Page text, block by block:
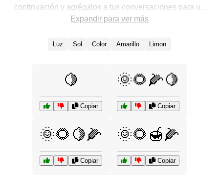
continuación y agrégalos a tus conversaciones para un
toque personalizado. Hemos seleccionado una variedad
populares. ¿Buscas más? Explora otras categorías para
Expandir para ver más
Luz Sol Color Amarillo Limon
🍋
Copiar
🌞🌻🌽🍋
Copiar
🌞🌻🍋🌽
Copiar
🌞🌻🍯🌽
Copiar